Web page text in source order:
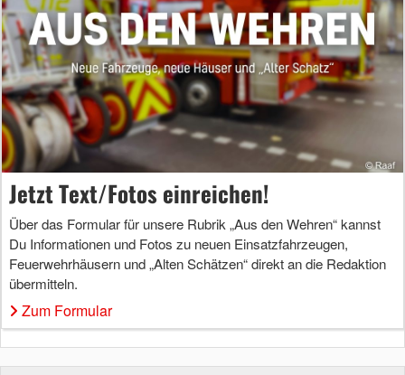
Jetzt Text/Fotos einreichen!
Über das Formular für unsere Rubrik „Aus den Wehren“ kannst
Du Informationen und Fotos zu neuen Einsatzfahrzeugen,
Feuerwehrhäusern und „Alten Schätzen“ direkt an die Redaktion
übermitteln.
Zum Formular